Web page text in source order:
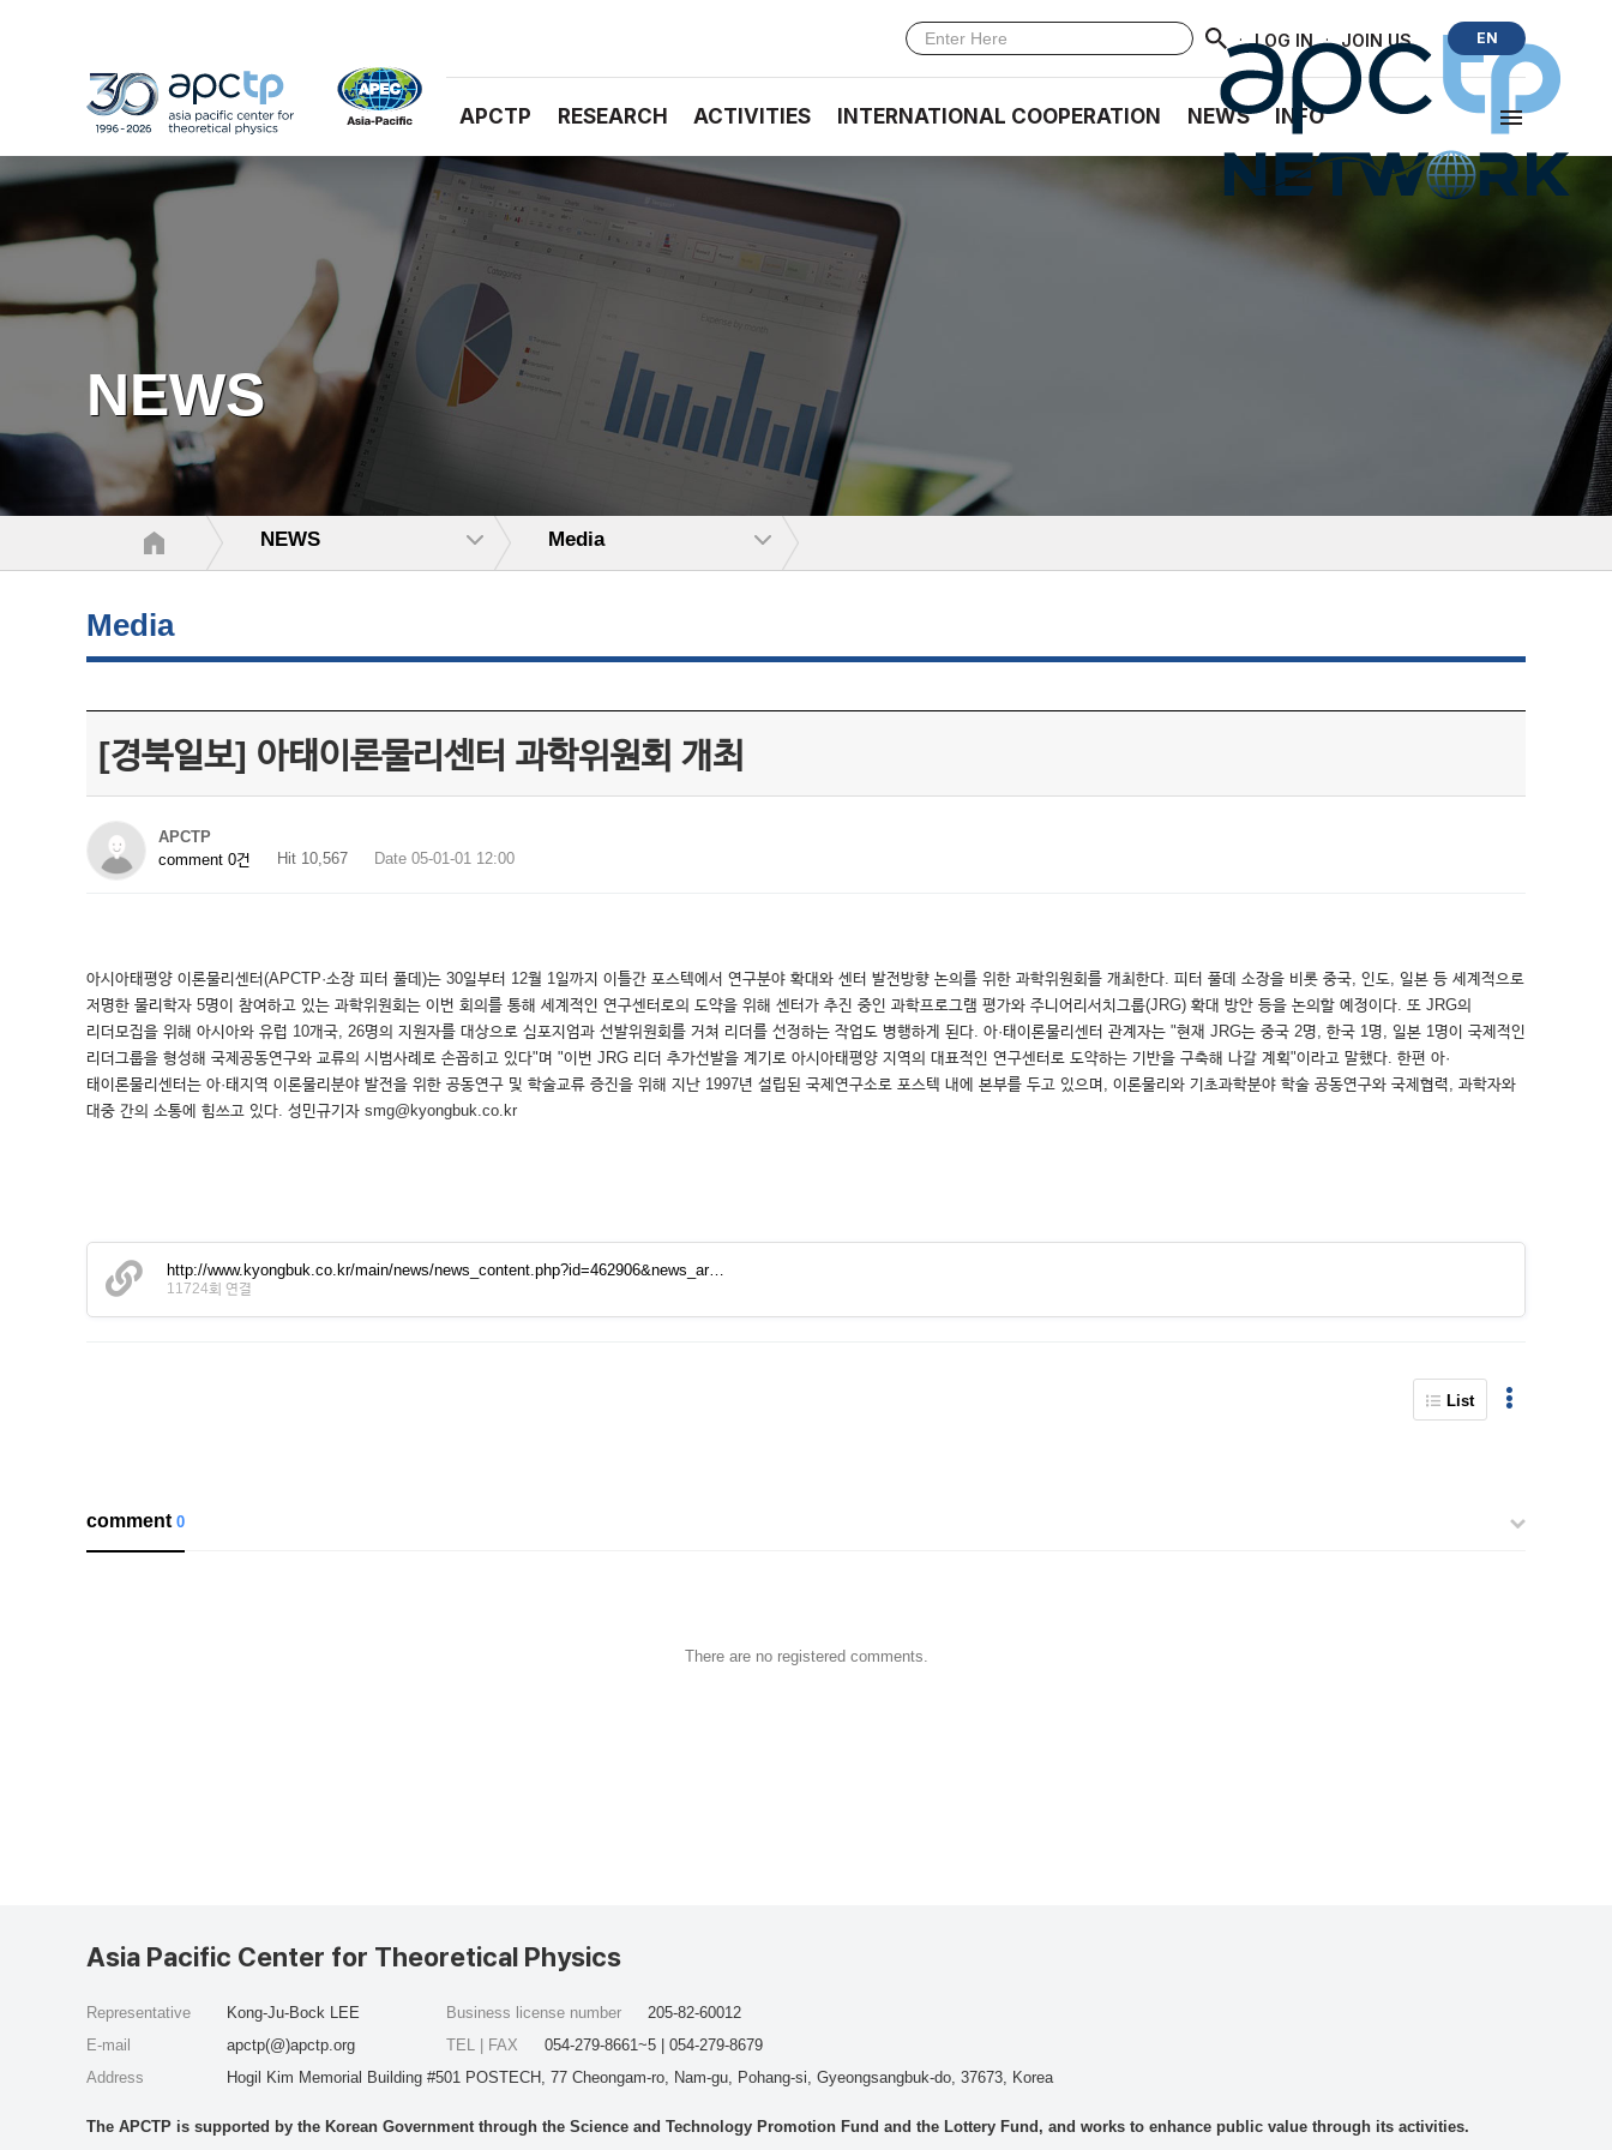
· LOG IN · JOIN US EN
APCTP RESEARCH ACTIVITIES INTERNATIONAL COOPERATION NEWS INFO
NEWS
NEWS Media
Media
[경북일보] 아태이론물리센터 과학위원회 개최
APCTP
comment 0건
Hit 10,567 Date 05-01-01 12:00
아시아태평양 이론물리센터(APCTP·소장 피터 풀데)는 30일부터 12월 1일까지 이틀간 포스텍에서 연구분야 확대와 센터 발전방향 논의를 위한 과학위원회를 개최한다. 피터 풀데 소장을 비롯 중국, 인도, 일본 등 세계적으로
저명한 물리학자 5명이 참여하고 있는 과학위원회는 이번 회의를 통해 세계적인 연구센터로의 도약을 위해 센터가 추진 중인 과학프로그램 평가와 주니어리서치그룹(JRG) 확대 방안 등을 논의할 예정이다. 또 JRG의
리더모집을 위해 아시아와 유럽 10개국, 26명의 지원자를 대상으로 심포지엄과 선발위원회를 거쳐 리더를 선정하는 작업도 병행하게 된다. 아·태이론물리센터 관계자는 "현재 JRG는 중국 2명, 한국 1명, 일본 1명이 국제적인
리더그룹을 형성해 국제공동연구와 교류의 시범사례로 손꼽히고 있다"며 "이번 JRG 리더 추가선발을 계기로 아시아태평양 지역의 대표적인 연구센터로 도약하는 기반을 구축해 나갈 계획"이라고 말했다. 한편 아·
태이론물리센터는 아·태지역 이론물리분야 발전을 위한 공동연구 및 학술교류 증진을 위해 지난 1997년 설립된 국제연구소로 포스텍 내에 본부를 두고 있으며, 이론물리와 기초과학분야 학술 공동연구와 국제협력, 과학자와
대중 간의 소통에 힘쓰고 있다. 성민규기자 smg@kyongbuk.co.kr
http://www.kyongbuk.co.kr/main/news/news_content.php?id=462906&news_ar…
11724회 연결
List
comment0
There are no registered comments.
Asia Pacific Center for Theoretical Physics
Representative
Kong-Ju-Bock LEE
E-mail
apctp(@)apctp.org
Address
Hogil Kim Memorial Building #501 POSTECH, 77 Cheongam-ro, Nam-gu, Pohang-si, Gyeongsangbuk-do, 37673, Korea
Business license number
205-82-60012
TEL | FAX
054-279-8661~5 | 054-279-8679
The APCTP is supported by the Korean Government through the Science and Technology Promotion Fund and the Lottery Fund, and works to enhance public value through its activities.